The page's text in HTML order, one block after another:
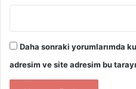
Daha sonraki yorumlarımda
adresim ve site adresim bu